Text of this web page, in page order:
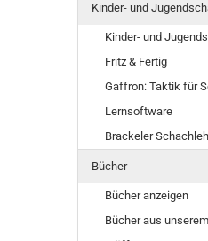
Kinder- und
Kinder- und
Fritz & Fertig
Gaffron: Taktik für
Lernsoftware
Brackeler
Bücher
Bücher anzeigen
Bücher aus